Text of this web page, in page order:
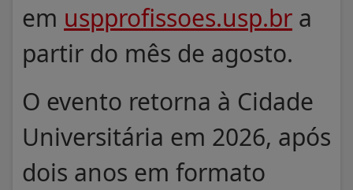
em uspprofissoes.usp.br a
partir do mês de agosto.
O evento retorna à Cidade
Universitária em 2026, após
dois anos em formato